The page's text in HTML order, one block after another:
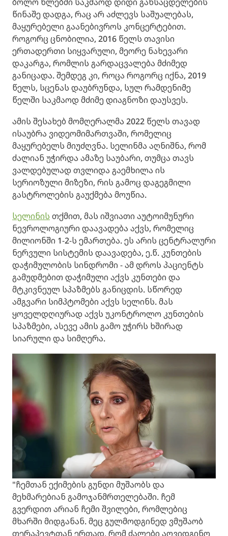
წინაშე დადგა, რაც არ აძლევს საშუალებას,
მაყურებელი გაანებივროს კონცერტებით.
როგორც ცნობილია, 2016 წელს თავისი
ერთადერთი სიყვარული, მეორე ნახევარი
დაკარგა, რომლის გარდაცვალება მძიმედ
განიცადა. შემდეგ კი, როცა როგორც იქნა, 2019
წელს, სცენას დაუბრუნდა, სულ რამდენიმე
წელში საკმაოდ მძიმე დიაგნოზი დაუსვეს.
ამის შესახებ მომღერალმა 2022 წელს თავად
ისაუბრა ვიდეომიმართვაში, რომელიც
მაყურებელს მიუძღვნა. სელინმა აღნიშნა, რომ
ძალიან უჭირდა ამაზე საუბარი, თუმცა თავს
ვალდებულად თვლიდა გაემხილა ის
სერიოზული მიზეზი, რის გამოც დაგეგმილი
გასტროლების გაუქმება მოუწია.
სელინის თქმით, მას იშვიათი აუტოიმუნური
ნევროლოგიური დაავადება აქვს, რომელიც
მილიონში 1-2-ს ემართება. ეს არის ცენტრალური
ნერვული სისტემის დაავადება, ე.წ. კუნთების
დაჭიმულობის სინდრომი - ამ დროს პაციენტს
გამუდმებით დაჭიმული აქვს კუნთები და
მტკივნეულ სპაზმებს განიცდის. სწორედ
ამგვარი სიმპტომები აქვს სელინს. მას
ყოველდღიურად აქვს უკონტროლო კუნთების
სპაზმები, ასევე ამის გამო უჭირს ხშირად
სიარული და სიმღერა.
"ჩემთან ექიმების გუნდი მუშაობს და
მეხმარებიან გამოჯანმრთელებაში. ჩემ
გვერდით არიან ჩემი შვილები, რომლებიც
მხარში მიდგანან. მეც გულმოდგინედ ვმუშაობ
თერაპევტთან ერთად, რომ ძალები აღვიდგინო